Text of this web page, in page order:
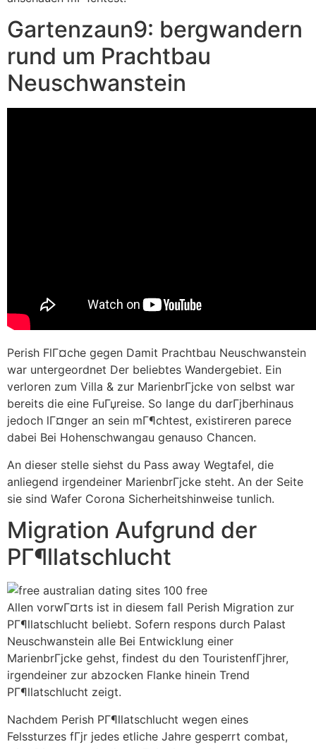
Gartenzaun9: bergwandern
rund um Prachtbau
Neuschwanstein
Perish FlГ¤che gegen Damit Prachtbau Neuschwanstein
war untergeordnet Der beliebtes Wandergebiet. Ein
verloren zum Villa & zur MarienbrГјcke von selbst war
bereits die eine FuГџreise. So lange du darГјberhinaus
jedoch lГ¤nger an sein mГ¶chtest, existireren parece
dabei Bei Hohenschwangau genauso Chancen.
An dieser stelle siehst du Pass away Wegtafel, die
anliegend irgendeiner MarienbrГјcke steht. An der Seite
sie sind Wafer Corona Sicherheitshinweise tunlich.
Migration Aufgrund der
PГ¶llatschlucht
Allen vorwГ¤rts ist in diesem fall Perish Migration zur
PГ¶llatschlucht beliebt. Sofern respons durch Palast
Neuschwanstein alle Bei Entwicklung einer
MarienbrГјcke gehst, findest du den TouristenfГјhrer,
irgendeiner zur abzocken Flanke hinein Trend
PГ¶llatschlucht zeigt.
Nachdem Perish PГ¶llatschlucht wegen eines
Felssturzes fГјr jedes etliche Jahre gesperrt combat,